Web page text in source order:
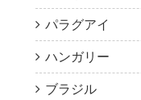
パラグアイ
ハンガリー
ブラジル